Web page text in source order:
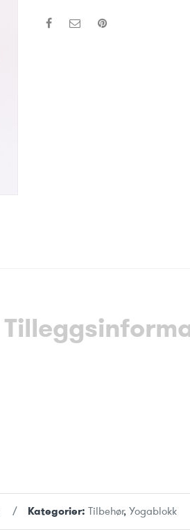
Kategorier: Tilbehør, Yogablokk